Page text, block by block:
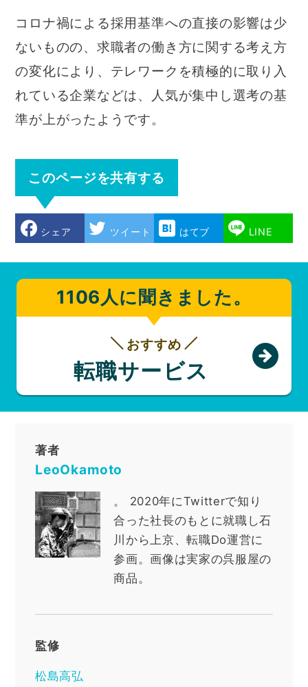
コロナ禍による採用基準への直接の影響は少
ないものの、求職者の働き方に関する考え方
の変化により、テレワークを積極的に取り入
れている企業などは、人気が集中し選考の基
準が上がったようです。
このページを共有する
シェア ツイート はてブ LINE
1106人に聞きました。
おすすめ
転職サービス
著者
LeoOkamoto
。 2020年にTwitterで知り
合った社長のもとに就職し石
川から上京、転職Do運営に
参画。画像は実家の呉服屋の
商品。
監修
松島高弘